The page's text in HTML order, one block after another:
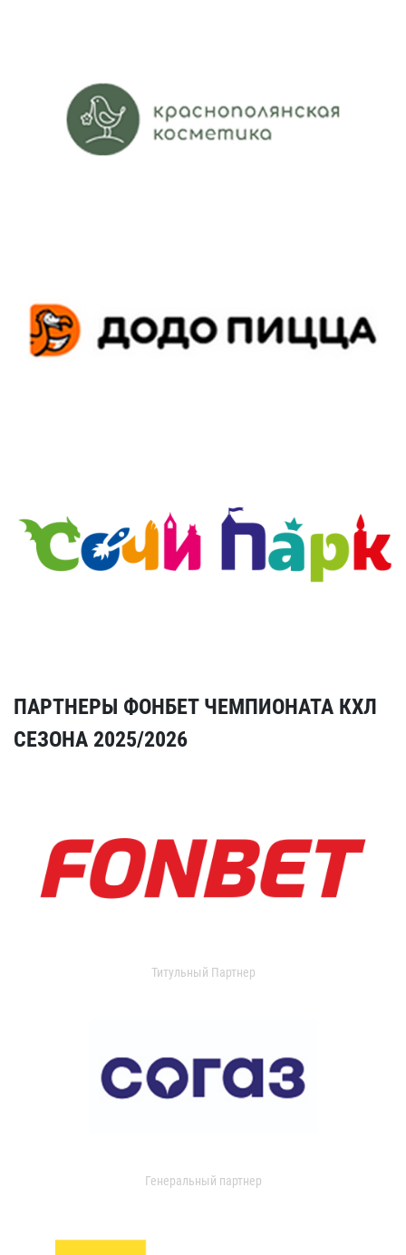
ПАРТНЕРЫ ФОНБЕТ ЧЕМПИОНАТА КХЛ
СЕЗОНА 2025/2026
Титульный Партнер
Генеральный партнер